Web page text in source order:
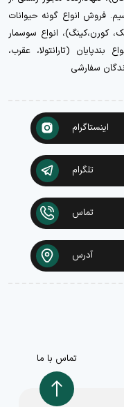
فروش انواع گونه حیوانات
کورن،کینگ)، انواع سوسمار
بندپایان (تارانتولا، عقرب،
سفارشی
اینستاگرام
تلگرام
تماس
آدرس
تماس با ما